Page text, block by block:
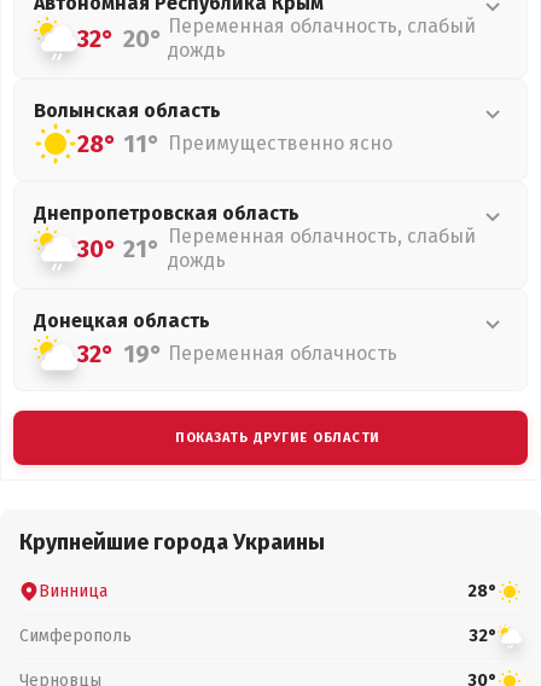
32° 20° Переменная облачность, слабый
дождь
Волынская область
28° 11° Преимущественно ясно
Днепропетровская область
30° 21° Переменная облачность, слабый
дождь
Донецкая область
32° 19° Переменная облачность
ПОКАЗАТЬ ДРУГИЕ ОБЛАСТИ
Крупнейшие города Украины
Винница 28°
Симферополь 32°
Черновцы 30°